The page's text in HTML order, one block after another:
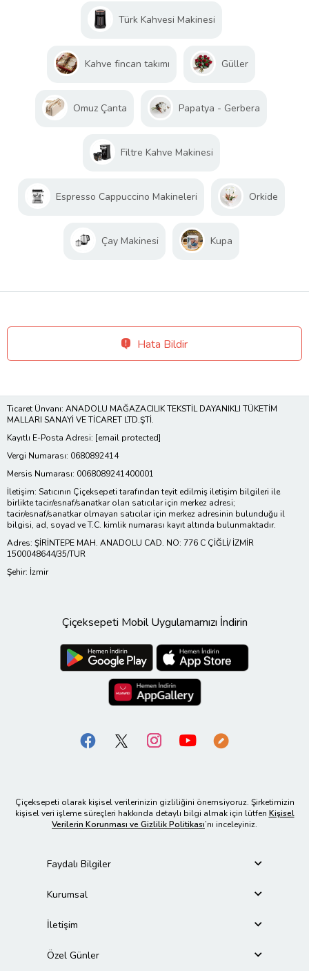
Türk Kahvesi Makinesi
Kahve fincan takımı Güller
Omuz Çanta Papatya - Gerbera
Filtre Kahve Makinesi
Espresso Cappuccino Makineleri Orkide
Çay Makinesi Kupa
Hata Bildir
Ticaret Ünvanı: ANADOLU MAĞAZACILIK TEKSTİL DAYANIKLI TÜKETİM
MALLARI SANAYİ VE TİCARET LTD.ŞTİ.
Kayıtlı E-Posta Adresi: [email protected]
Vergi Numarası: 0680892414
Mersis Numarası: 0068089241400001
İletişim: Satıcının Çiçeksepeti tarafından teyit edilmiş iletişim bilgileri ile
birlikte tacir/esnaf/sanatkar olan satıcılar için merkez adresi;
tacir/esnaf/sanatkar olmayan satıcılar için merkez adresinin bulunduğu il
bilgisi, ad, soyad ve T.C. kimlik numarası kayıt altında bulunmaktadır.
Adres: ŞİRİNTEPE MAH. ANADOLU CAD. NO: 776 C ÇİĞLİ/ İZMİR
1500048644/35/TUR
Şehir: İzmir
Çiçeksepeti Mobil Uygulamamızı İndirin
Çiçeksepeti olarak kişisel verilerinizin gizliliğini önemsiyoruz. Şirketimizin
kişisel veri işleme süreçleri hakkında detaylı bilgi almak için lütfen Kişisel
Verilerin Korunması ve Gizlilik Politikası’nı inceleyiniz.
Faydalı Bilgiler
Kurumsal
İletişim
Özel Günler